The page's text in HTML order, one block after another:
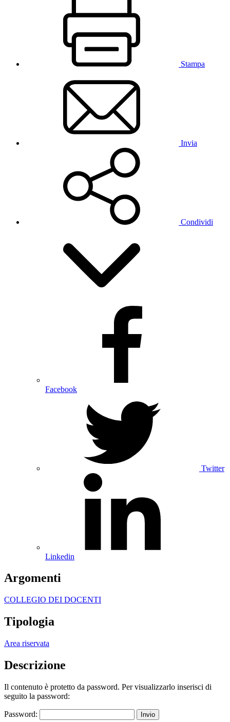
Stampa
Invia
Condividi
Facebook
Twitter
Linkedin
Argomenti
COLLEGIO DEI DOCENTI
Tipologia
Area riservata
Descrizione
Il contenuto è protetto da password. Per visualizzarlo inserisci di
seguito la password:
Password: